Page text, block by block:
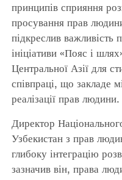
принципів сприяння
просування прав
підкреслив важливість
ініціативи «Пояс і
Центральної Азії для
співпраці, що закладе
реалізації прав людини.
Директор
Узбекистан з прав
глибоку інтеграцію
зазначив він, права